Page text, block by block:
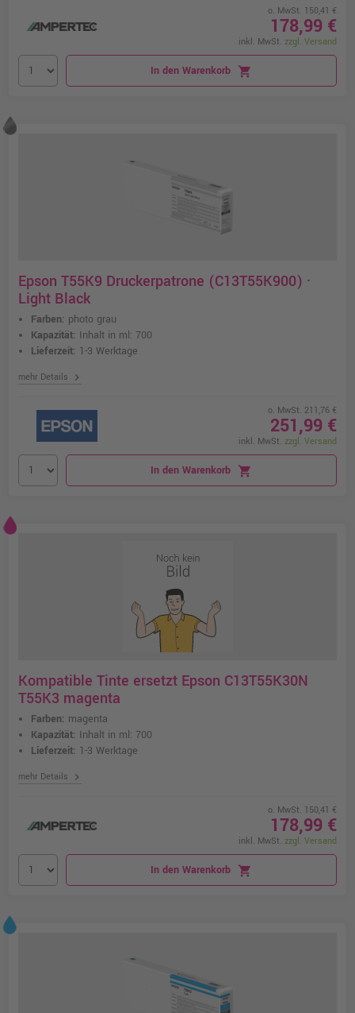
o. MwSt. 150,41 €
178,99 €
inkl. MwSt. zzgl. Versand
In den Warenkorb shopping_cart
Epson T55K9 Druckerpatrone (C13T55K900) ·
Light Black
Farben: photo grau
Kapazität: Inhalt in ml: 700
Lieferzeit: 1-3 Werktage
mehr Details chevron_right
o. MwSt. 211,76 €
251,99 €
inkl. MwSt. zzgl. Versand
In den Warenkorb shopping_cart
Kompatible Tinte ersetzt Epson C13T55K30N
T55K3 magenta
Farben: magenta
Kapazität: Inhalt in ml: 700
Lieferzeit: 1-3 Werktage
mehr Details chevron_right
o. MwSt. 150,41 €
178,99 €
inkl. MwSt. zzgl. Versand
In den Warenkorb shopping_cart